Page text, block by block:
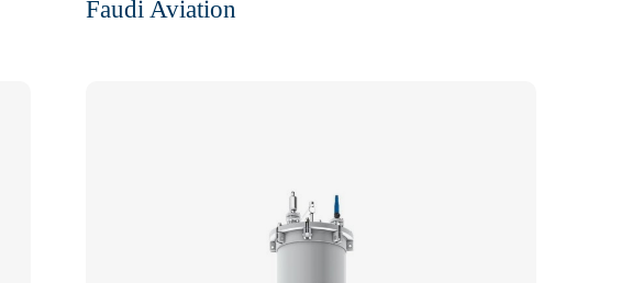
Faudi Aviation